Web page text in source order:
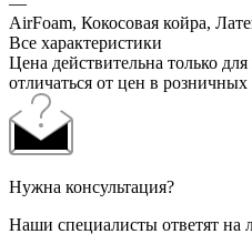
AirFoam, Кокосовая койра,
Все характеристики
Цена действительна только
отличаться от цен в розничных
Нужна консультация?
Наши специалисты ответят